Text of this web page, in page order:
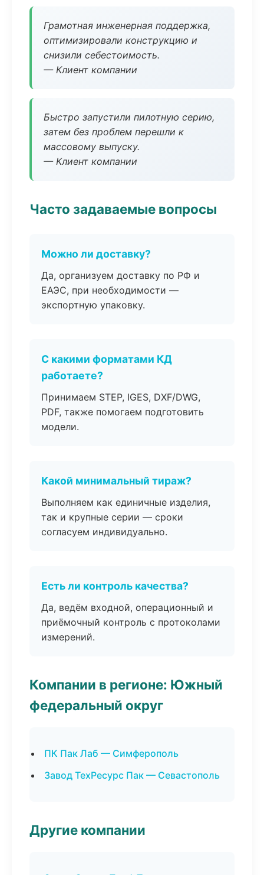
Грамотная инженерная поддержка,
оптимизировали конструкцию и
снизили себестоимость.
— Клиент компании
Быстро запустили пилотную серию,
затем без проблем перешли к
массовому выпуску.
— Клиент компании
Часто задаваемые вопросы
Можно ли доставку?
Да, организуем доставку по РФ и
ЕАЭС, при необходимости —
экспортную упаковку.
С какими форматами КД
работаете?
Принимаем STEP, IGES, DXF/DWG,
PDF, также помогаем подготовить
модели.
Какой минимальный тираж?
Выполняем как единичные изделия,
так и крупные серии — сроки
согласуем индивидуально.
Есть ли контроль качества?
Да, ведём входной, операционный и
приёмочный контроль с протоколами
измерений.
Компании в регионе: Южный
федеральный округ
ПК Пак Лаб — Симферополь
Завод ТехРесурс Пак — Севастополь
Другие компании